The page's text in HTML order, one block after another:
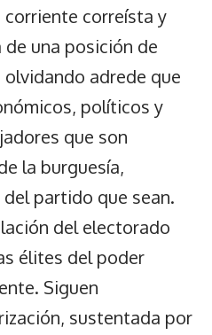
correísta y
una posición de
adrede que
políticos y
que son
la burguesía,
partido que sean.
del electorado
élites del poder
Siguen
sustentada por